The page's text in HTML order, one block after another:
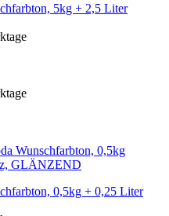
5kg + 2,5 Liter
0,5kg + 0,25 Liter